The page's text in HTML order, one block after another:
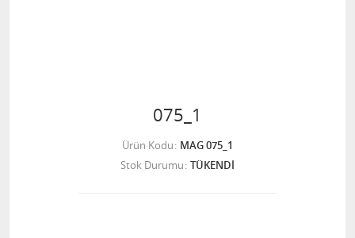
075_1
Ürün Kodu MAG 075_1
Stok Durumu TÜKENDİ